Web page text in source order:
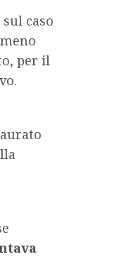
caso
per il